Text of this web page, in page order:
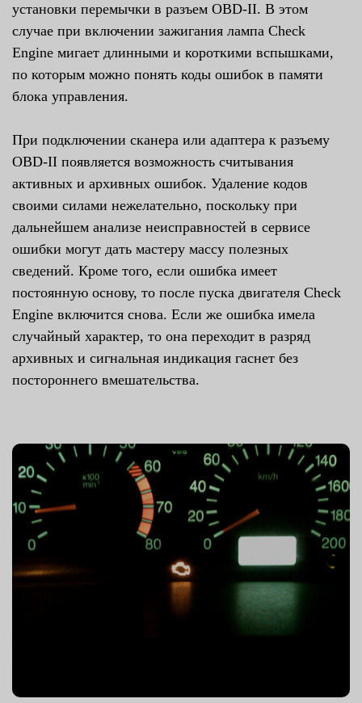
установки перемычки в разъем OBD-II. В этом
случае при включении зажигания лампа Check
Engine мигает длинными и короткими вспышками,
по которым можно понять коды ошибок в памяти
блока управления.
При подключении сканера или адаптера к разъему
OBD-II появляется возможность считывания
активных и архивных ошибок. Удаление кодов
своими силами нежелательно, поскольку при
дальнейшем анализе неисправностей в сервисе
ошибки могут дать мастеру массу полезных
сведений. Кроме того, если ошибка имеет
постоянную основу, то после пуска двигателя Check
Engine включится снова. Если же ошибка имела
случайный характер, то она переходит в разряд
архивных и сигнальная индикация гаснет без
постороннего вмешательства.